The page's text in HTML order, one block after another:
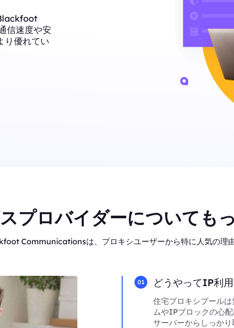
信速度や安
り優れてい
プロバイダーについても
Communicationsは、プロキシユーザーから特に人気の理
01 どうやってIP利
住宅プロキシプール
ムやIPブロックの心
サーバーからしっかり